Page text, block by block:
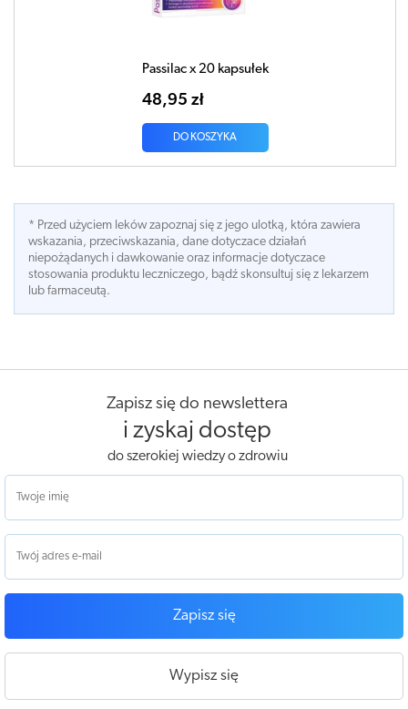
Passilac x 20 kapsułek
48,95 zł
DO KOSZYKA
* Przed użyciem leków zapoznaj się z jego ulotką, która zawiera
wskazania, przeciwskazania, dane dotyczace działań
niepożądanych i dawkowanie oraz informacje dotyczace
stosowania produktu leczniczego, bądź skonsultuj się z lekarzem
lub farmaceutą.
Zapisz się do newslettera
i zyskaj dostęp
do szerokiej wiedzy o zdrowiu
Zapisz się
Wypisz się